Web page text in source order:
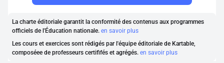
La charte éditoriale garantit la conformité des contenus aux programmes
officiels de l'Éducation nationale. en savoir plus
Les cours et exercices sont rédigés par l'équipe éditoriale de Kartable,
composéee de professeurs certififés et agrégés. en savoir plus